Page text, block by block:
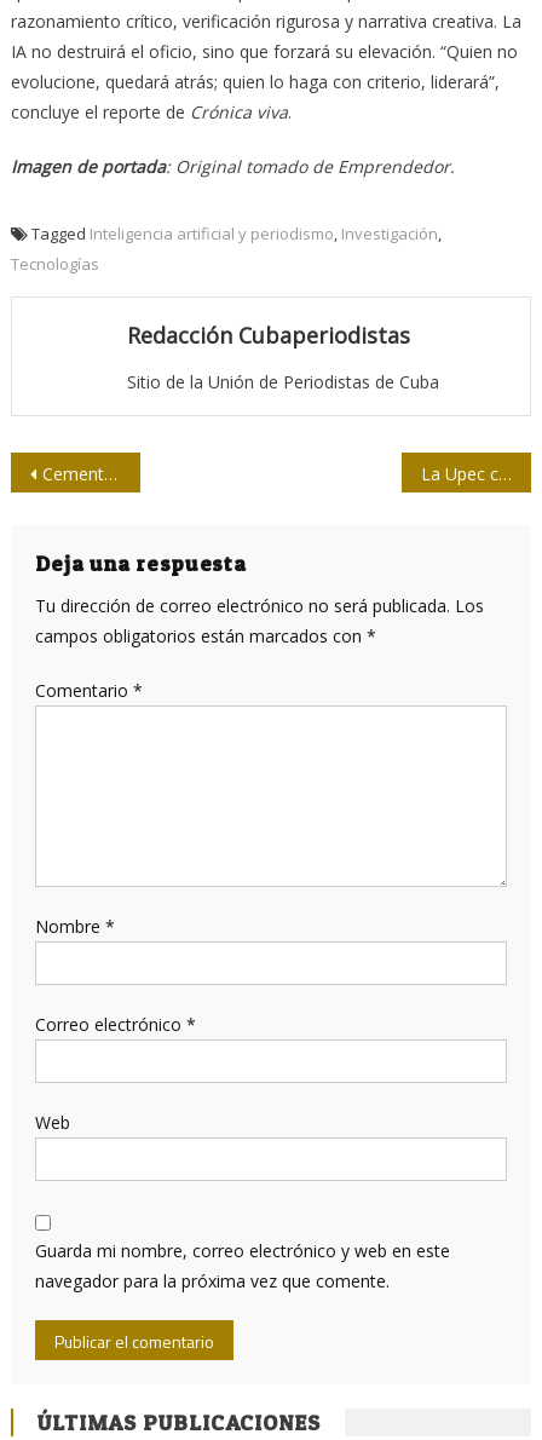
razonamiento crítico, verificación rigurosa y narrativa creativa. La
IA no destruirá el oficio, sino que forzará su elevación. “Quien no
evolucione, quedará atrás; quien lo haga con criterio, liderará”,
concluye el reporte de Crónica viva.
Imagen de portada: Original tomado de Emprendedor.
Tagged Inteligencia artificial y periodismo Investigación
Tecnologías
Redacción Cubaperiodistas
Sitio de la Unión de Periodistas de Cuba
Navegación
entradas
Cementerio ¿Santa Ifigenia?: dudas y conjeturas La Upec convoca a la presentación de propuestas para los premios José Martí y Juan Gualberto Gómez
Deja una respuesta
Tu dirección de correo electrónico no será publicada. Los
campos obligatorios están marcados con *
Comentario *
Nombre *
Correo electrónico *
Web
Guarda mi nombre, correo electrónico y web en este
navegador para la próxima vez que comente.
ÚLTIMAS PUBLICACIONES